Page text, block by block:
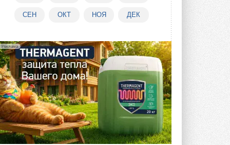
СЕН ОКТ НОЯ ДЕК
Реклама